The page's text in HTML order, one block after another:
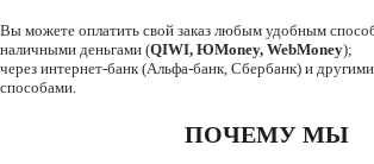
Вы можете оплатить свой заказ любым удобным
наличными деньгами (QIWI, ЮMoney, WebMoney);
через интернет-банк (Альфа-банк, Сбербанк) и
способами.
ПОЧЕМУ МЫ